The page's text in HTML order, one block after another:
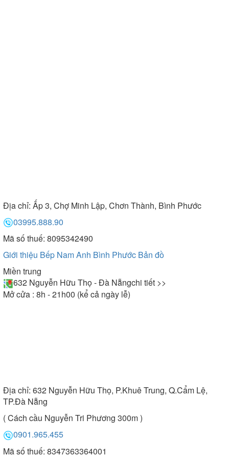
Địa chỉ: Ấp 3, Chợ Minh Lập, Chơn Thành, Bình Phước
03995.888.90
Mã số thuế: 8095342490
Giới thiệu Bếp Nam Anh Bình Phước Bản đồ
Miền trung
632 Nguyễn Hữu Thọ - Đà Nẵngchi tiết >>
Mở cửa : 8h - 21h00 (kể cả ngày lễ)
Địa chỉ: 632 Nguyễn Hữu Thọ, P.Khuê Trung, Q.Cẩm Lệ,
TP.Đà Nẵng
( Cách cầu Nguyễn Tri Phương 300m )
0901.965.455
Mã số thuế: 8347363364001